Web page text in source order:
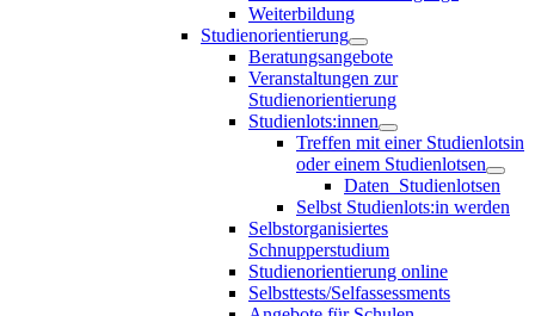
Weiterbildung
Studienorientierung
Beratungsangebote
Veranstaltungen zur
Studienorientierung
Studienlots:innen
Treffen mit einer Studienlotsin
oder einem Studienlotsen
Daten_Studienlotsen
Selbst Studienlots:in werden
Selbstorganisiertes
Schnupperstudium
Studienorientierung online
Selbsttests/Selfassessments